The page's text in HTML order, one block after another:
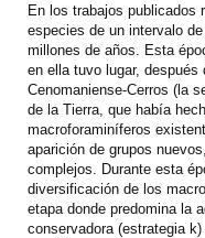
En los trabajos publicados
especies de un intervalo
millones de años. Esta
en ella tuvo lugar,
Cenomaniense-Cerros (la
de la Tierra, que había
macroforaminíferos
aparición de grupos
complejos. Durante esta
diversificación de los
etapa donde predomina la
conservadora (estrategia